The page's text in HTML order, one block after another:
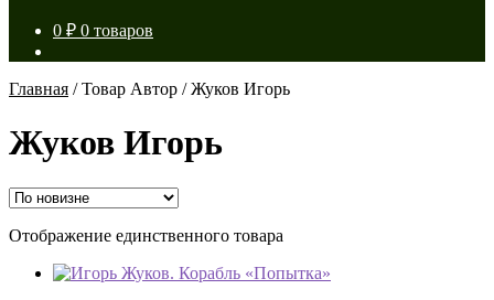
0 ₽ 0 товаров
Главная /Товар Автор /Жуков Игорь
Жуков Игорь
Отображение единственного товара